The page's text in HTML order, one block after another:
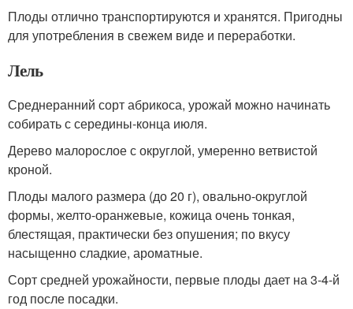
Плоды отлично транспортируются и хранятся. Пригодны
для употребления в свежем виде и переработки.
Лель
Среднеранний сорт абрикоса, урожай можно начинать
собирать с середины-конца июля.
Дерево малорослое с округлой, умеренно ветвистой
кроной.
Плоды малого размера (до 20 г), овально-округлой
формы, желто-оранжевые, кожица очень тонкая,
блестящая, практически без опушения; по вкусу
насыщенно сладкие, ароматные.
Сорт средней урожайности, первые плоды дает на 3-4-й
год после посадки.